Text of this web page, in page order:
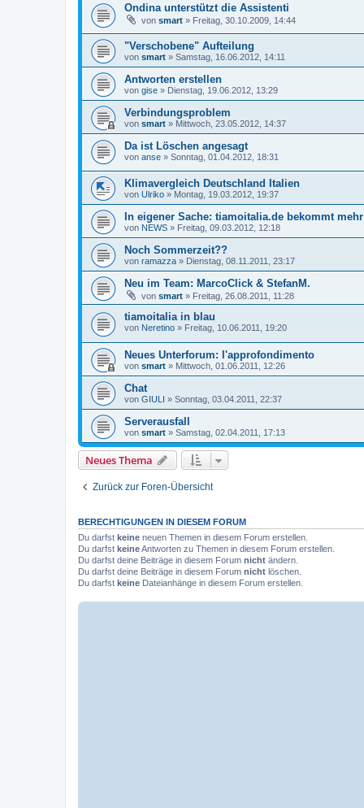
Ondina unterstützt die Assistenti
von smart » Freitag, 30.10.2009, 14:44
"Verschobene" Aufteilung
von smart » Samstag, 16.06.2012, 14:11
Antworten erstellen
von gise » Dienstag, 19.06.2012, 13:29
Verbindungsproblem
von smart » Mittwoch, 23.05.2012, 14:37
Da ist Löschen angesagt
von anse » Sonntag, 01.04.2012, 18:31
Klimavergleich Deutschland Italien
von Ulriko » Montag, 19.03.2012, 19:37
In eigener Sache: tiamoitalia.de bekommt
von NEWS » Freitag, 09.03.2012, 12:18
Noch Sommerzeit??
von ramazza » Dienstag, 08.11.2011, 23:17
Neu im Team: MarcoClick & StefanM.
von smart » Freitag, 26.08.2011, 11:28
tiamoitalia in blau
von Neretino » Freitag, 10.06.2011, 19:20
Neues Unterforum: l'approfondimento
von smart » Mittwoch, 01.06.2011, 12:26
Chat
von GIULI » Sonntag, 03.04.2011, 22:37
Serverausfall
von smart » Samstag, 02.04.2011, 17:13
Neues Thema
Zurück zur Foren-Übersicht
BERECHTIGUNGEN IN DIESEM FORUM
Du darfst keine neuen Themen in diesem Forum erstellen.
Du darfst keineAntworten zu Themen in diesem Forum erstellen.
Du darfst deine Beiträge in diesem Forum nicht ändern.
Du darfst deine Beiträge in diesem Forum nicht löschen.
Du darfst keine Dateianhänge in diesem Forum erstellen.